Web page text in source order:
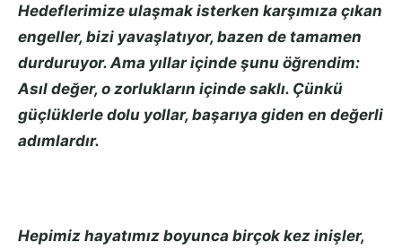
Hedeflerimize ulaşmak isterken karşımıza çıkan
engeller, bizi yavaşlatıyor, bazen de tamamen
durduruyor. Ama yıllar içinde şunu öğrendim:
Asıl değer, o zorlukların içinde saklı. Çünkü
güçlüklerle dolu yollar, başarıya giden en değerli
adımlardır.
Hepimiz hayatımız boyunca birçok kez inişler,